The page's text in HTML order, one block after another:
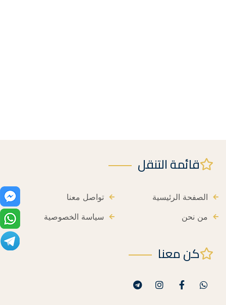
قائمة التنقل
الصفحة الرئيسية
تواصل معنا
من نحن
سياسة الخصوصية
كن معنا